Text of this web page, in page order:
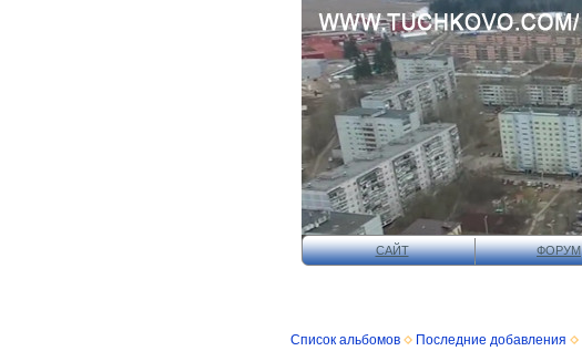
САЙТ ФОРУМ
Список альбомов
Последние добавления